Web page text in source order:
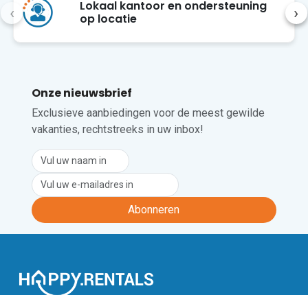
Helaas zijn huisdieren in deze
Lokaal kantoor en ondersteuning
op locatie
‹ ›
Onze nieuwsbrief
Exclusieve aanbiedingen voor de meest gewilde
vakanties, rechtstreeks in uw inbox!
Abonneren